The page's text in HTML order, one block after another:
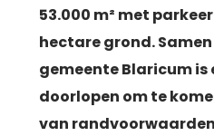
53.000 m² met
hectare grond.
gemeente Blaricum is
doorlopen om te
van